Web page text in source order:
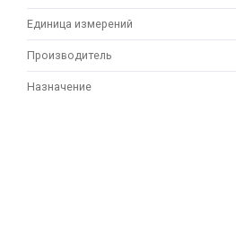
Единица измерений
Производитель
Назначение